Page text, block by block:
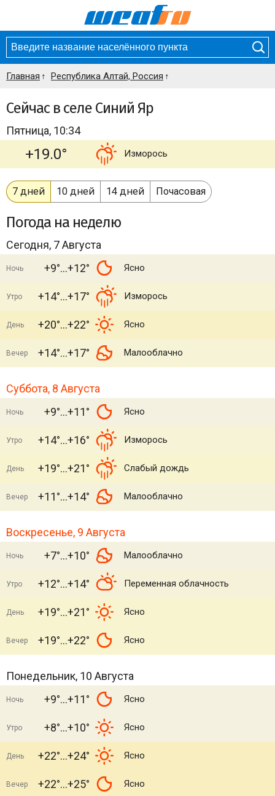
Главная Республика Алтай, Россия
Сейчас в селе Синий Яр
Пятница, 10:34
+19.0° Изморось
7 дней 10 дней 14 дней Почасовая
Погода на неделю
Сегодня, 7 Августа
Ночь +9° +12° Ясно
Утро +14° +17° Изморось
День +20° +22° Ясно
Вечер +14° +17° Малооблачно
Суббота, 8 Августа
Ночь +9° +11° Ясно
Утро +14° +16° Изморось
День +19° +21° Слабый дождь
Вечер +11° +14° Малооблачно
Воскресенье, 9 Августа
Ночь +7° +10° Малооблачно
Утро +12° +14° Переменная облачность
День +19° +21° Ясно
Вечер +19° +22° Ясно
Понедельник, 10 Августа
Ночь +9° +11° Ясно
Утро +8° +10° Ясно
День +22° +24° Ясно
Вечер +22° +25° Ясно